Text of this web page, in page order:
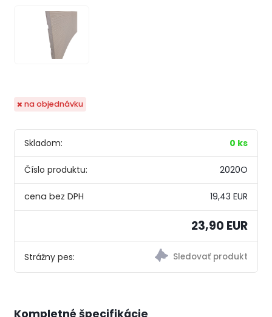
na objednávku
Skladom: 0 ks
Číslo produktu: 2020O
19,43 EUR
23,90 EUR
Strážny pes:
Kompletné špecifikácie